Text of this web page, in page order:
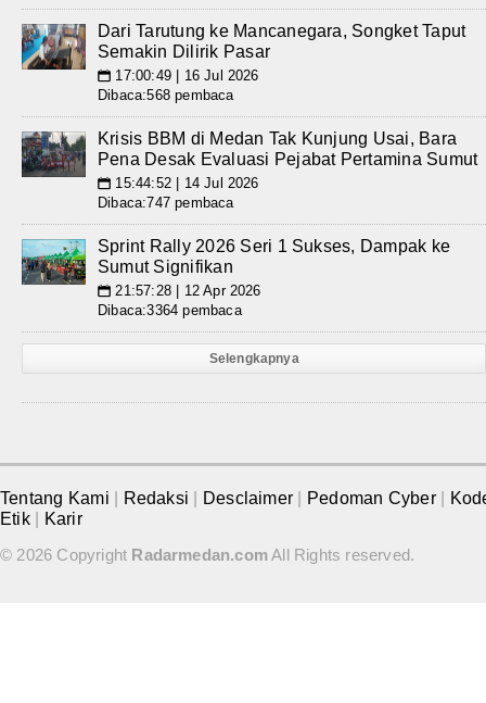
Dari Tarutung ke Mancanegara, Songket Taput
Semakin Dilirik Pasar
📅 17:00:49 | 16 Jul 2026
Dibaca:568 pembaca
Krisis BBM di Medan Tak Kunjung Usai, Bara
Pena Desak Evaluasi Pejabat Pertamina Sumut
📅 15:44:52 | 14 Jul 2026
Dibaca:747 pembaca
Sprint Rally 2026 Seri 1 Sukses, Dampak ke
Sumut Signifikan
📅 21:57:28 | 12 Apr 2026
Dibaca:3364 pembaca
Selengkapnya
Tentang Kami Redaksi Desclaimer Pedoman Cyber
Etik
Karir
© 2026 Copyright Radarmedan.comAll Rights reserved.